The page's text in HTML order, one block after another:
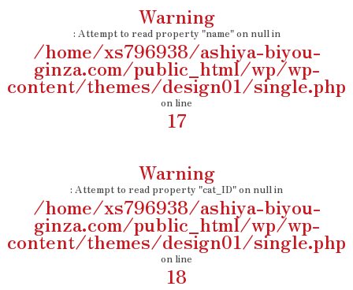
Warning
: Attempt to read property "name" on null in
/home/xs796938/ashiya-biyou-
ginza.com/public_html/wp/wp-
content/themes/design01/single.php
on line
17
Warning
: Attempt to read property "cat_ID" on null in
/home/xs796938/ashiya-biyou-
ginza.com/public_html/wp/wp-
content/themes/design01/single.php
on line
18